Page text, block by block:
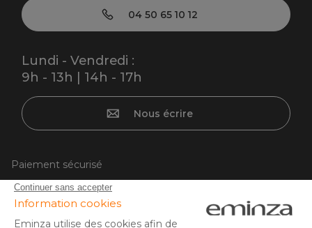
04 50 65 10 12
Lundi - Vendredi :
9h - 13h | 14h - 17h
Nous écrire
Paiement sécurisé